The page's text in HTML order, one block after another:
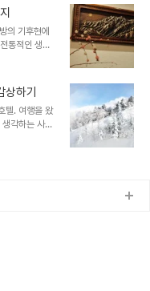
처에서 번화
는 일본의 중
을 기조로 한
는 상급 관리
으로 마을
의 기후현에
통적인 생산
응용되어
. 하나모찌라
모찌(も
들지 않는 꽃
지만 가지 두
다. 위) 후루
하기
텔. 여행을 왔
각하는 사람
겠다. 그러나
의 신호